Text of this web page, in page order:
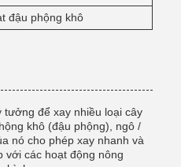
đậu phộng khô
tưởng để xay nhiều loại cây
khô (đậu phộng), ngô /
nó cho phép xay nhanh và
với các hoạt động nông